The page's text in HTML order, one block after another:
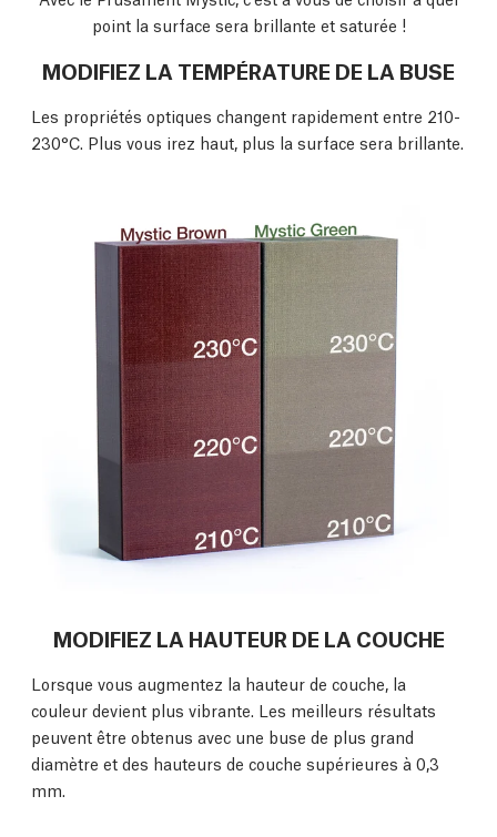
point la surface sera brillante et saturée !
MODIFIEZ LA TEMPÉRATURE DE LA BUSE
Les propriétés optiques changent rapidement entre 210-
230°C. Plus vous irez haut, plus la surface sera brillante.
MODIFIEZ LA HAUTEUR DE LA COUCHE
Lorsque vous augmentez la hauteur de couche, la
couleur devient plus vibrante. Les meilleurs résultats
peuvent être obtenus avec une buse de plus grand
diamètre et des hauteurs de couche supérieures à 0,3
mm.